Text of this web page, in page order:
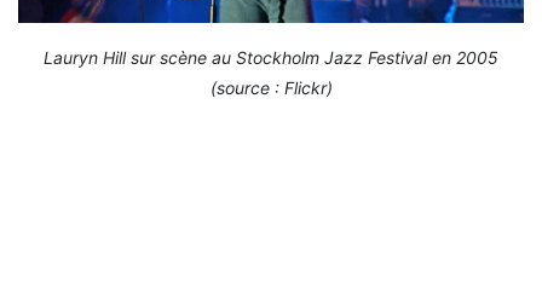
Lauryn Hill sur scène au Stockholm Jazz Festival en 2005
(source : Flickr)